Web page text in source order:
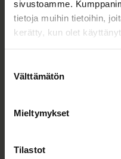
sivustoamme.
tietoja muihin tietoihin,
kerätty, kun olet
valinta
Välttämätön
Mieltymykset
Tilastot
TERVE JA HYVÄ TYÖELÄMÄ